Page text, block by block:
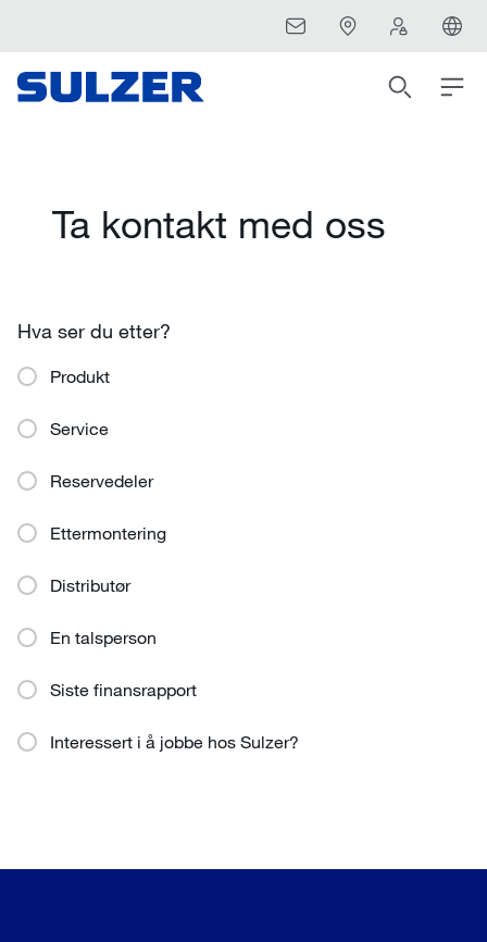
Ta kontakt med oss
Hva ser du etter?
Produkt
Service
Reservedeler
Ettermontering
Distributør
En talsperson
Siste finansrapport
Interessert i å jobbe hos Sulzer?